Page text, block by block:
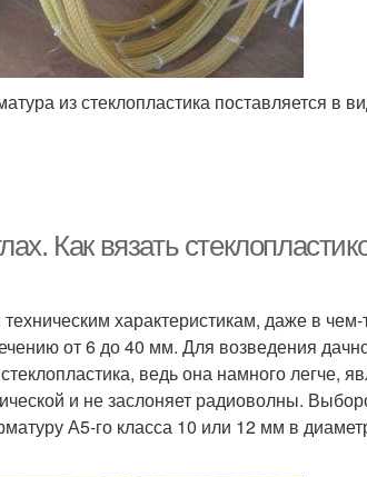
из стеклопластика поставляется в
Как вязать
характеристикам, даже в
от 6 до 40 мм. Для возведения
ведь она намного легче,
и не заслоняет радиоволны.
А5-го класса 10 или 12 мм в